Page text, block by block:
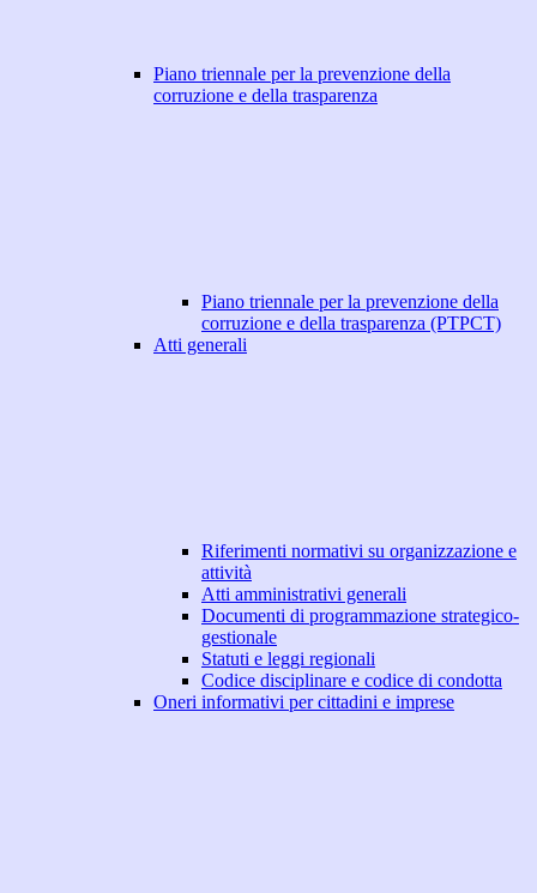
Piano triennale per la prevenzione della
corruzione e della trasparenza
Piano triennale per la prevenzione della
corruzione e della trasparenza (PTPCT)
Atti generali
Riferimenti normativi su organizzazione e
attività
Atti amministrativi generali
Documenti di programmazione strategico-
gestionale
Statuti e leggi regionali
Codice disciplinare e codice di condotta
Oneri informativi per cittadini e imprese